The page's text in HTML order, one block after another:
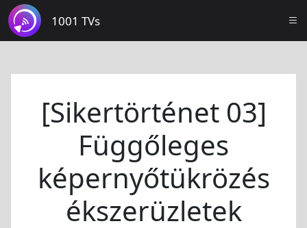
1001 TVs
[Sikertörténet 03]
Függőleges
képernyőtükrözés
ékszerüzletek